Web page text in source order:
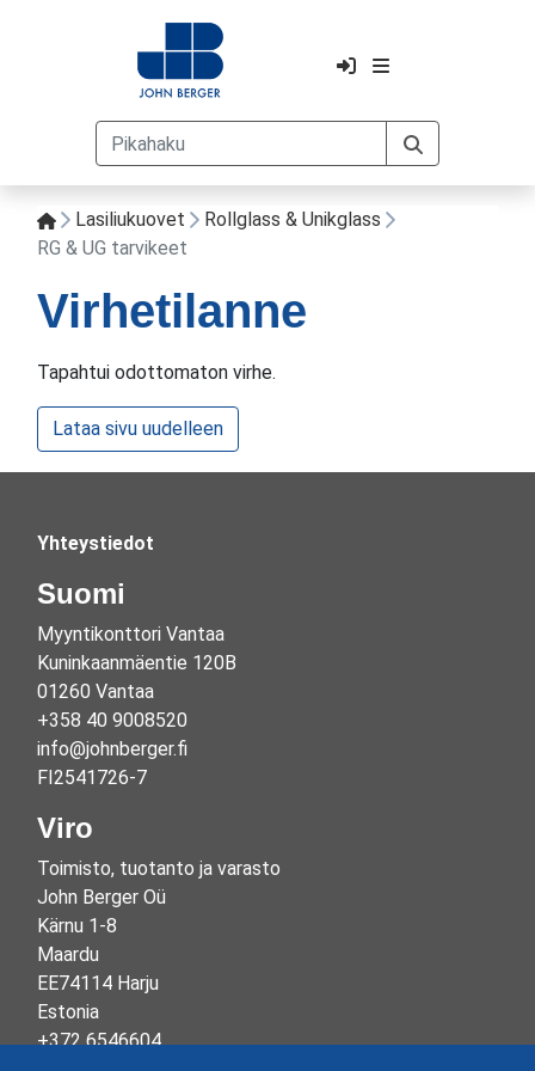
Lasiliukuovet
Rollglass & Unikglass
RG & UG tarvikeet
Virhetilanne
Tapahtui odottomaton virhe.
Lataa sivu uudelleen
Yhteystiedot
Suomi
Myyntikonttori Vantaa
Kuninkaanmäentie 120B
01260 Vantaa
+358 40 9008520
info@johnberger.fi
FI2541726-7
Viro
Toimisto, tuotanto ja varasto
John Berger Oü
Kärnu 1-8
Maardu
EE74114 Harju
Estonia
+372 6546604